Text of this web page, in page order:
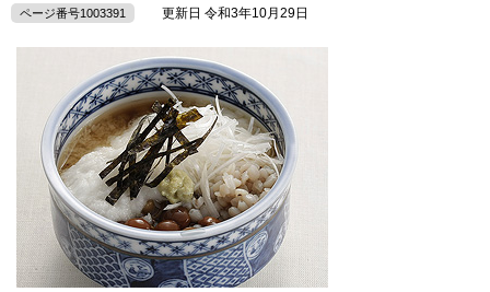
ページ番号1003391 更新日 令和3年10月29日